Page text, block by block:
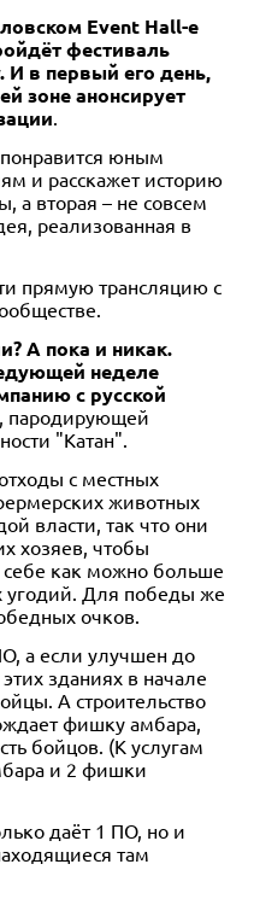
Event Hall-е
фестиваль
И в первый его день,
зоне анонсирует
юным
и расскажет историю
а вторая – не совсем
реализованная в
прямую трансляцию с
А пока и никак.
неделе
с русской
пародирующей
"Катан".
с местных
животных
власти, так что они
хозяев, чтобы
себе как можно больше
угодий. Для победы же
очков.
а если улучшен до
зданиях в начале
А строительство
фишку амбара,
бойцов. (К услугам
и 2 фишки
даёт 1 ПО, но и
там